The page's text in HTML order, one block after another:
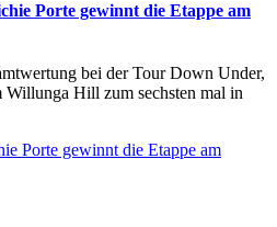
Porte gewinnt die Etappe am
bei der Tour Down Under,
Willunga Hill zum sechsten mal in
Porte gewinnt die Etappe am